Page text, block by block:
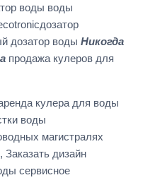
воды воды
дозатор воды Никогда
продажа кулеров для
кулера для воды
воды
магистралях
дизайн
сервисное